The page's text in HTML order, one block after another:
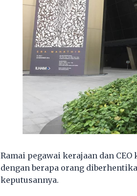
Ramai pegawai kerajaan dan
dengan berapa orang
keputusannya.